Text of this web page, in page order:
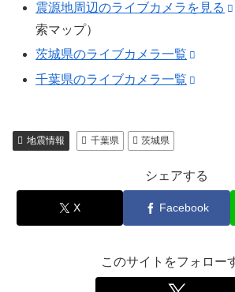
震源地周辺のライブカメラを見る
索マップ）
茨城県のライブカメラ一覧
千葉県のライブカメラ一覧
地震情報 千葉県 茨城県
シェアする
X Facebook
このサイトをフォロー